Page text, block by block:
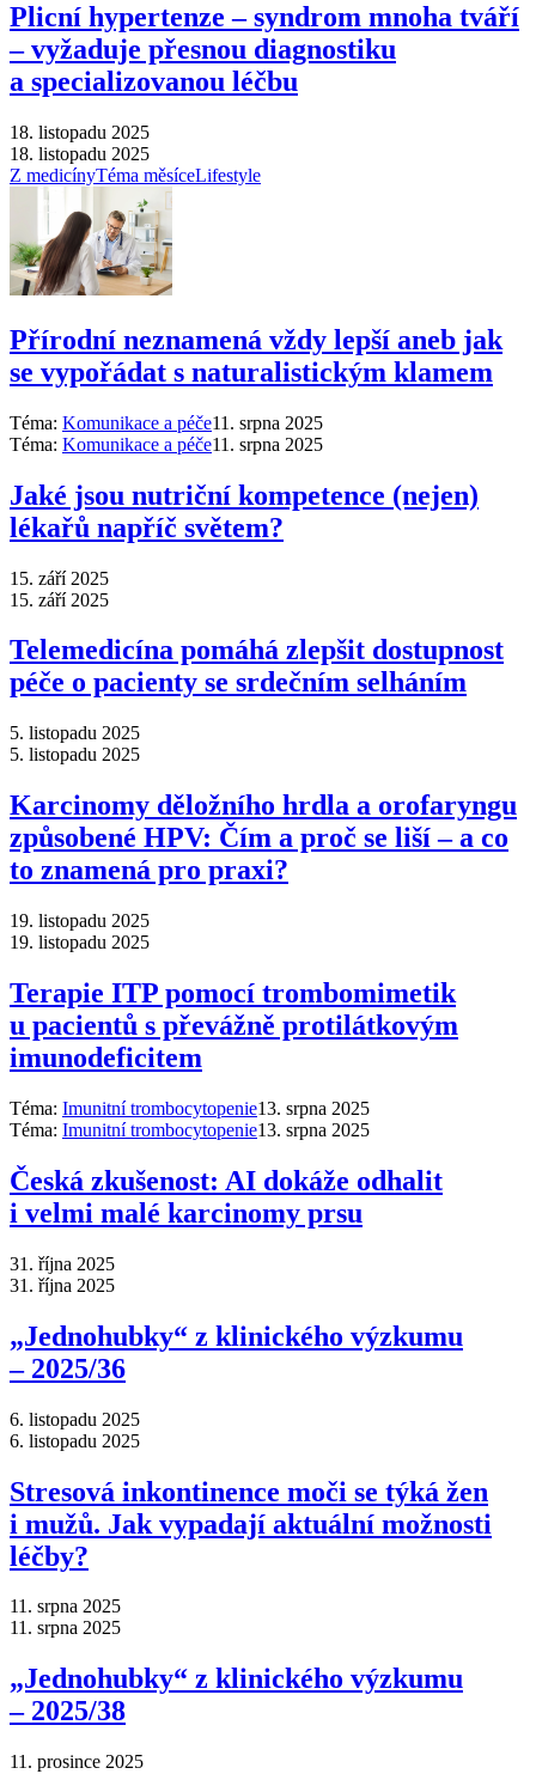
Plicní hypertenze –⁠ syndrom mnoha tváří
–⁠ vyžaduje přesnou diagnostiku
a specializovanou léčbu
18. listopadu 2025
18. listopadu 2025
Z medicínyTéma měsíceLifestyle
Přírodní neznamená vždy lepší aneb jak
se vypořádat s naturalistickým klamem
Téma: Komunikace a péče11. srpna 2025
Téma: Komunikace a péče11. srpna 2025
Jaké jsou nutriční kompetence (nejen)
lékařů napříč světem?
15. září 2025
15. září 2025
Telemedicína pomáhá zlepšit dostupnost
péče o pacienty se srdečním selháním
5. listopadu 2025
5. listopadu 2025
Karcinomy děložního hrdla a orofaryngu
způsobené HPV: Čím a proč se liší –⁠ a co
to znamená pro praxi?
19. listopadu 2025
19. listopadu 2025
Terapie ITP pomocí trombomimetik
u pacientů s převážně protilátkovým
imunodeficitem
Téma: Imunitní trombocytopenie13. srpna 2025
Téma: Imunitní trombocytopenie13. srpna 2025
Česká zkušenost: AI dokáže odhalit
i velmi malé karcinomy prsu
31. října 2025
31. října 2025
„Jednohubky“ z klinického výzkumu
–⁠ 2025/36
6. listopadu 2025
6. listopadu 2025
Stresová inkontinence moči se týká žen
i mužů. Jak vypadají aktuální možnosti
léčby?
11. srpna 2025
11. srpna 2025
„Jednohubky“ z klinického výzkumu
–⁠ 2025/38
11. prosince 2025